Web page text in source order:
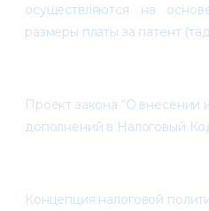
осуществляются на
размеры платы за патент
Проект закона “О внесении
дополнений в Налоговый
Концепция налоговой